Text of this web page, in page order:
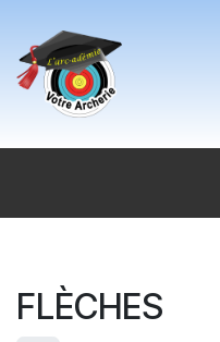
FLÈCHES